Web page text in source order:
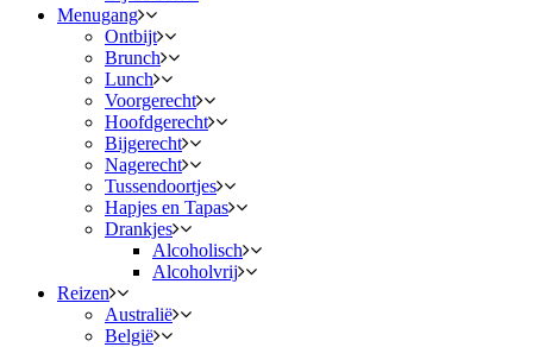
Menugang
Ontbijt
Brunch
Lunch
Voorgerecht
Hoofdgerecht
Bijgerecht
Nagerecht
Tussendoortjes
Hapjes en Tapas
Drankjes
Alcoholisch
Alcoholvrij
Reizen
Australië
België